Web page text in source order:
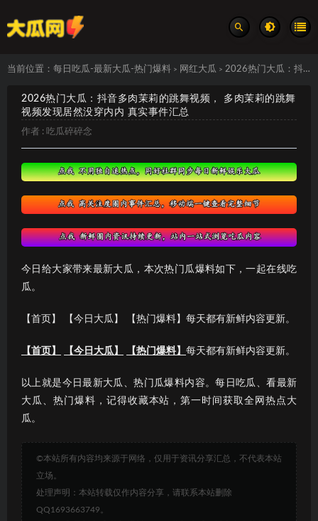
当前位置： 每日吃瓜-最新大瓜-热门爆料 > 网红大瓜 > 2026热门大瓜：抖音多肉茉莉的跳舞视频， 多肉茉莉的跳舞视频发现居然没穿内内 真实事件汇总
2026热门大瓜：抖音多肉茉莉的跳舞视频， 多肉茉莉的跳舞
视频发现居然没穿内内 真实事件汇总
作者 : 吃瓜碎碎念
今日给大家带来最新大瓜，本次热门瓜爆料如下，一起在线吃
瓜。
【首页】 【今日大瓜】 【热门爆料】每天都有新鲜内容更新。
【首页】 【今日大瓜】 【热门爆料】 每天都有新鲜内容更新。
以上就是今日最新大瓜、热门瓜爆料内容。每日吃瓜、看最新
大瓜、热门爆料，记得收藏本站，第一时间获取全网热点大
瓜。
©本站所有内容均来源于网络，仅用于资讯分享汇总，不代表本站
立场。
处理声明：本站转载仅作内容分享，请联系本站删除
QQ1693663749。